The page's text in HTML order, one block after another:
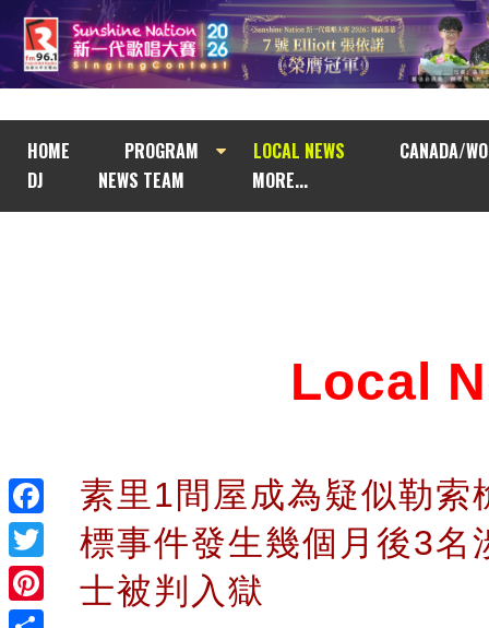
HOME PROGRAM LOCAL NEWS
CANADA/
DJ
NEWS TEAM MORE...
Facebook
Twitter
Pinterest
Local
素里1間屋成為疑似勒索
標事件發生幾個月後3名
士被判入獄